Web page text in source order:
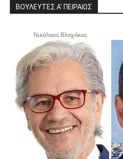
ΒΟΥΛΕΥΤΕΣ Α' ΠΕΙΡΑΙΩΣ
Νικόλαος Βλαχάκος